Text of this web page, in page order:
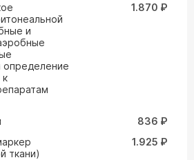
и
определение
к
1.870 ₽
836 ₽
ткани)
1.925 ₽